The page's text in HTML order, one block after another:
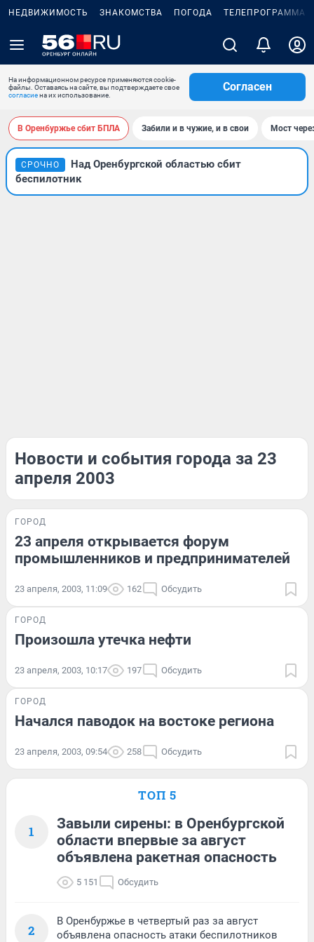
НЕДВИЖИМОСТЬ ЗНАКОМСТВА ПОГОДА ТЕЛЕПРОГРАММА
На информационном ресурсе применяются cookie-
файлы. Оставаясь на сайте, вы подтверждаете свое
согласиена их использование.
Согласен
В Оренбуржье сбит БПЛА Забили и в чужие, и в свои Мост
СРОЧНО
Над Оренбургской областью сбит
беспилотник
Новости и события города за 23
апреля 2003
ГОРОД
23 апреля открывается форум
промышленников и предпринимателей
23 апреля, 2003, 11:09 162 Обсудить
ГОРОД
Произошла утечка нефти
23 апреля, 2003, 10:17 197 Обсудить
ГОРОД
Начался паводок на востоке региона
23 апреля, 2003, 09:54 258 Обсудить
ТОП 5
1
Завыли сирены: в Оренбургской
области впервые за август
объявлена ракетная опасность
5 151 Обсудить
2
В Оренбуржье в четвертый раз за август
объявлена опасность атаки беспилотников